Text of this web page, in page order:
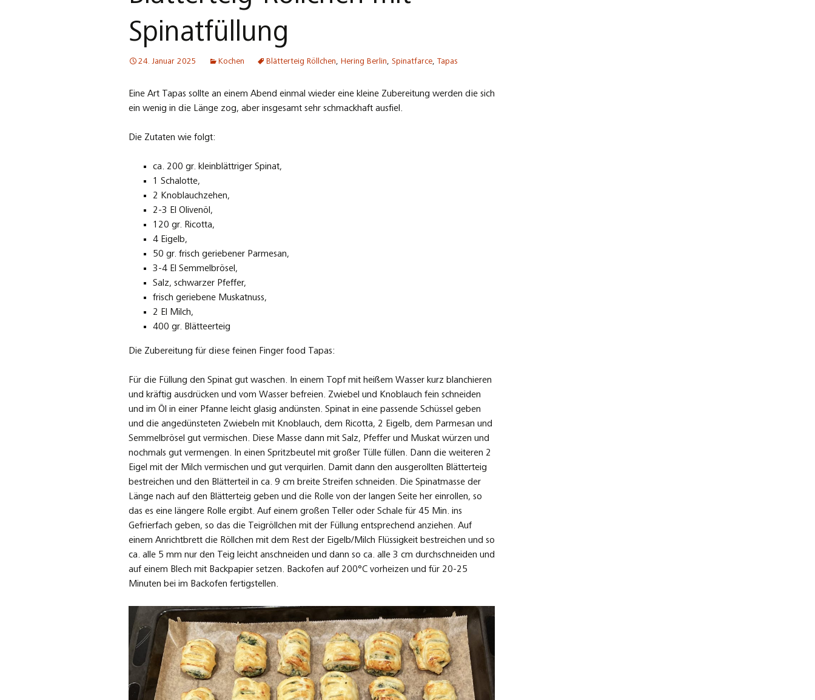
Spinatfüllung
24. Januar 2025 Kochen Blätterteig Röllchen, Hering Berlin, Spinatfarce, Tapas
Eine Art Tapas sollte an einem Abend einmal wieder eine kleine Zubereitung werden die sich
ein wenig in die Länge zog, aber insgesamt sehr schmackhaft ausfiel.
Die Zutaten wie folgt:
ca. 200 gr. kleinblättriger Spinat,
1 Schalotte,
2 Knoblauchzehen,
2-3 El Olivenöl,
120 gr. Ricotta,
4 Eigelb,
50 gr. frisch geriebener Parmesan,
3-4 El Semmelbrösel,
Salz, schwarzer Pfeffer,
frisch geriebene Muskatnuss,
2 El Milch,
400 gr. Blätteerteig
Die Zubereitung für diese feinen Finger food Tapas:
Für die Füllung den Spinat gut waschen. In einem Topf mit heißem Wasser kurz blanchieren
und kräftig ausdrücken und vom Wasser befreien. Zwiebel und Knoblauch fein schneiden
und im Öl in einer Pfanne leicht glasig andünsten. Spinat in eine passende Schüssel geben
und die angedünsteten Zwiebeln mit Knoblauch, dem Ricotta, 2 Eigelb, dem Parmesan und
Semmelbrösel gut vermischen. Diese Masse dann mit Salz, Pfeffer und Muskat würzen und
nochmals gut vermengen. In einen Spritzbeutel mit großer Tülle füllen. Dann die weiteren 2
Eigel mit der Milch vermischen und gut verquirlen. Damit dann den ausgerollten Blätterteig
bestreichen und den Blätterteil in ca. 9 cm breite Streifen schneiden. Die Spinatmasse der
Länge nach auf den Blätterteig geben und die Rolle von der langen Seite her einrollen, so
das es eine längere Rolle ergibt. Auf einem großen Teller oder Schale für 45 Min. ins
Gefrierfach geben, so das die Teigröllchen mit der Füllung entsprechend anziehen. Auf
einem Anrichtbrett die Röllchen mit dem Rest der Eigelb/Milch Flüssigkeit bestreichen und so
ca. alle 5 mm nur den Teig leicht anschneiden und dann so ca. alle 3 cm durchschneiden und
auf einem Blech mit Backpapier setzen. Backofen auf 200°C vorheizen und für 20-25
Minuten bei im Backofen fertigstellen.